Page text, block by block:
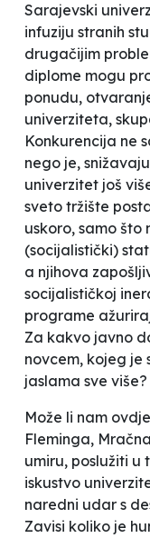
Sarajevski
infuziju stranih
drugačijim
diplome mogu
ponudu,
univerziteta,
Konkurencija ne
nego je,
univerzitet još
sveto tržište
uskoro, samo
(socijalistički)
a njihova
socijalističkoj
programe
Za kakvo javno
novcem, kojeg je
jaslama sve više?
Može li nam
Fleminga,
umiru, poslužiti u
iskustvo
naredni udar s
Zavisi koliko je